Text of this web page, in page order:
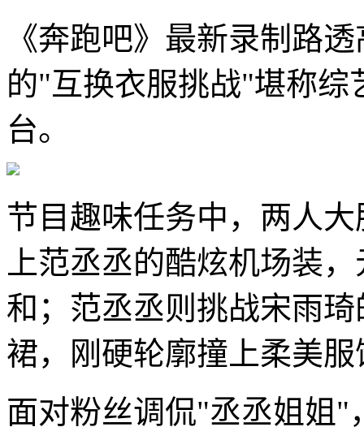
《奔跑吧》最新录制路
的"互换衣服挑战"堪称综
台。
节目趣味任务中，两人
上范丞丞的酷炫机场装
和；范丞丞则挑战宋雨
裙，刚硬轮廓撞上柔美
面对粉丝调侃"丞丞姐姐"